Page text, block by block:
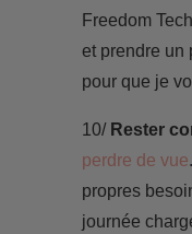
Freedom
et prendre un
pour que je
10/ Rester
perdre de vue
propres
journée